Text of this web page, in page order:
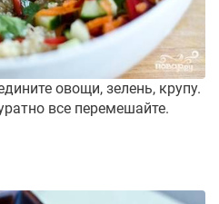
овощи, зелень, крупу.
все перемешайте.